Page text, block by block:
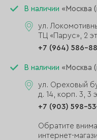
В наличии «Москва
ул.
ТЦ «Парус», 2
+7 (964) 586-
В наличии «Москва
ул. Ореховый
д. 14, корп. 3, 3
+7 (903) 598-
Обратите
интернет-